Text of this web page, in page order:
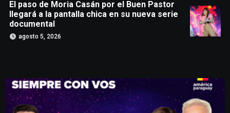
El paso de Moria Casán por el Buen Pastor
llegará a la pantalla chica en su nueva serie
documental
agosto 5, 2026